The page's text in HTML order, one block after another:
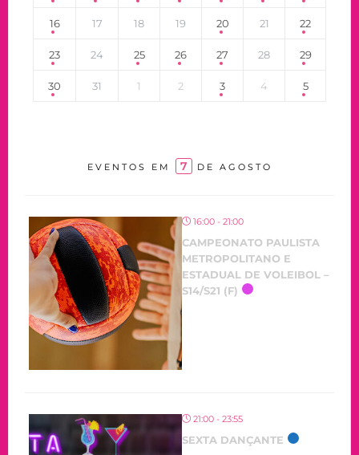
16 17 18 19 20 21 22
23 24 25 26 27 28 29
30 31 1 2 3 4 5
EVENTOS EM 7 DE AGOSTO
16:00 - 21:00
CAMPEONATO PAULISTA
METROPOLITANO E
ESTADUAL DE VOLEIBOL –
S14/S21 (F)
21:00 - 23:55
SEXTA DANÇANTE